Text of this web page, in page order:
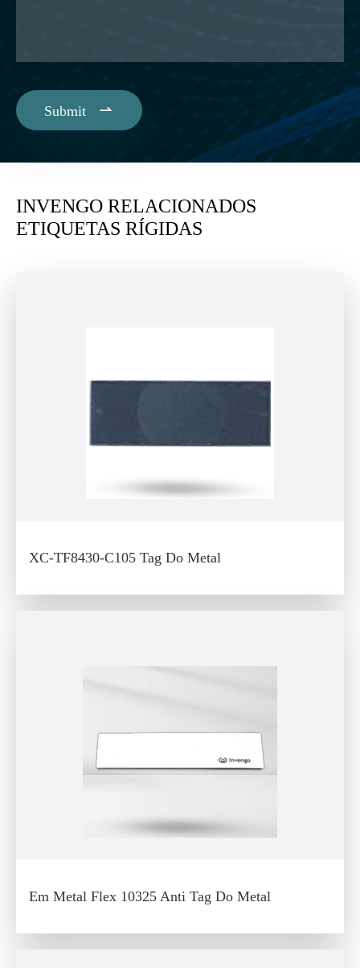
Submit 
INVENGO RELACIONADOS
ETIQUETAS RÍGIDAS
XC-TF8430-C105 Tag Do Metal
Em Metal Flex 10325 Anti Tag Do Metal